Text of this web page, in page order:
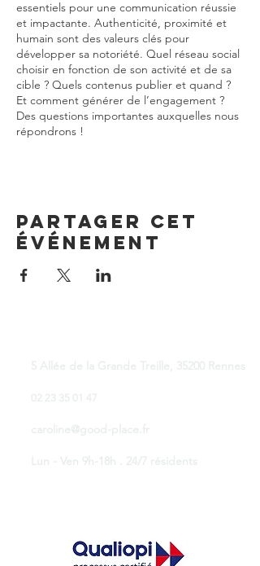
essentiels pour une communication réussie
et impactante. Authenticité, proximité et
humain sont des valeurs clés pour
développer sa notoriété. Quel réseau social
choisir en fonction de son activité et de sa
cible ? Quels contenus publier et quand ?
Et comment générer de l’engagement ?
Des questions importantes auxquelles nous
répondrons !
Partager cet
événement